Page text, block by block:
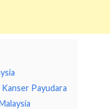
Payudara